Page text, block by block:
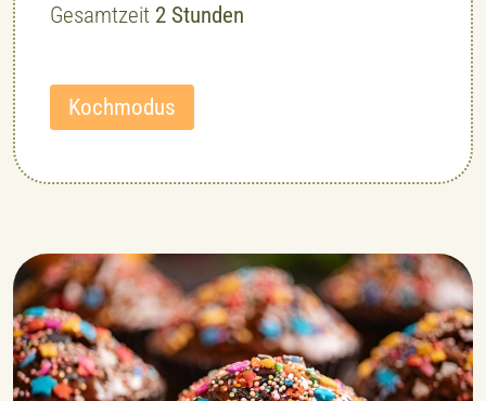
Gesamtzeit 2Stunden
Stunden
Kochmodus